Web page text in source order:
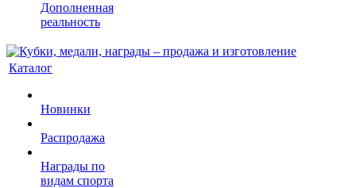
Дополненная
реальность
Каталог
Новинки
Распродажа
Награды по
видам спорта